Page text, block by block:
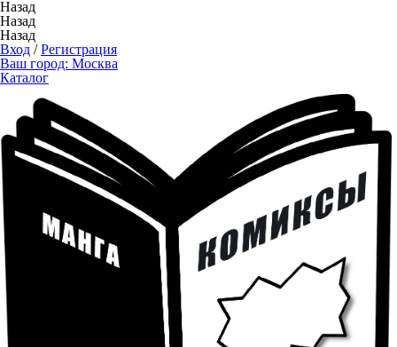
Назад
Назад
Назад
Вход /Регистрация
Ваш город: Москва
Каталог